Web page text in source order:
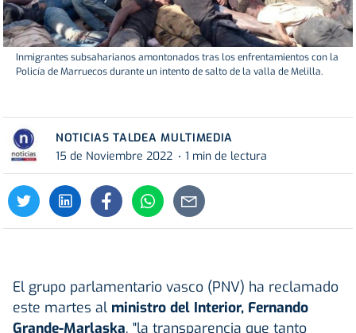
Inmigrantes subsaharianos amontonados tras los enfrentamientos con la
Policía de Marruecos durante un intento de salto de la valla de Melilla.
NOTICIAS TALDEA MULTIMEDIA
15 de Noviembre 2022
1 min de lectura
El grupo parlamentario vasco (PNV) ha reclamado
este martes al ministro del Interior, Fernando
Grande-Marlaska, "la transparencia que tanto